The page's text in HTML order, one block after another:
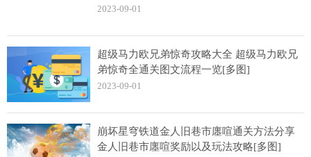
2023-09-01
超级马力欧兄弟惊奇攻略大全 超级马力欧兄
弟惊奇全通关图文流程一览[多图]
2023-09-01
崩坏星穹铁道金人旧巷市廛喧通关方法分享
金人旧巷市廛喧奖励以及玩法攻略[多图]